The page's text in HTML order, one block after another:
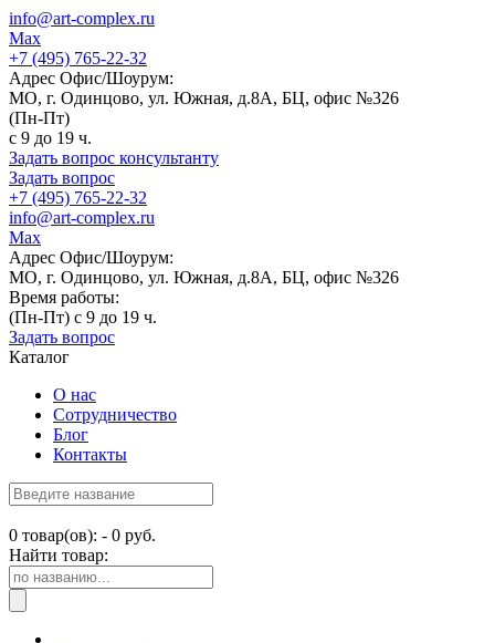
info@art-complex.ru
Max
+7 (495) 765-22-32
Адрес Офис/Шоурум:
МО, г. Одинцово, ул. Южная, д.8А, БЦ, офис №326
(Пн-Пт)
с 9 до 19 ч.
Задать вопрос консультанту
Задать вопрос
+7 (495) 765-22-32
info@art-complex.ru
Max
Адрес Офис/Шоурум:
МО, г. Одинцово, ул. Южная, д.8А, БЦ, офис №326
Время работы:
(Пн-Пт) с 9 до 19 ч.
Задать вопрос
Каталог
О нас
Сотрудничество
Блог
Контакты
0 товар(ов): - 0 руб.
Найти товар: